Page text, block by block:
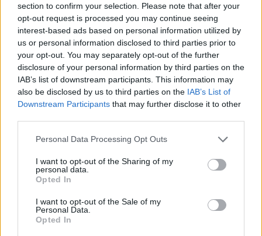
section to confirm your selection. Please note that after your
opt-out request is processed you may continue seeing
interest-based ads based on personal information utilized by
us or personal information disclosed to third parties prior to
your opt-out. You may separately opt-out of the further
disclosure of your personal information by third parties on the
IAB’s list of downstream participants. This information may
also be disclosed by us to third parties on the IAB’s List of
Downstream Participants that may further disclose it to other
Personal Data Processing Opt Outs
I want to opt-out of the Sharing of my
personal data.
Opted In
I want to opt-out of the Sale of my
Personal Data.
Opted In
Magyarország tele van gyönyörű növényekkel, így arborétumokkal
is. A jó idő beköszöntével érdemes minél többet felkeresni.
Születésnapi programokkal várja a
hétvégén a közönséget a 160 éves
Fővárosi Állatkert
Szedd magad őszibarack: itt vannak
a legjobb lelőhelyek!
SZEMLE